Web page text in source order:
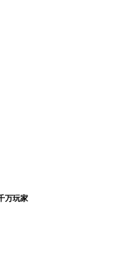
万玩家